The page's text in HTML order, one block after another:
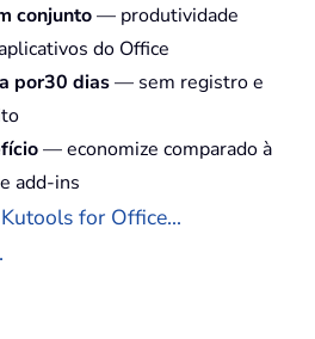
conjunto— produtividade
do Office
por30 dias— sem registro e
— economize comparado à
add-ins
for Office...